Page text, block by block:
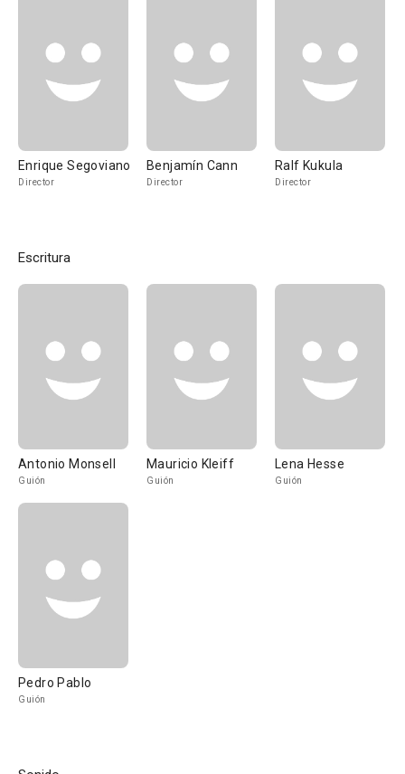
Enrique Segoviano
Director
Benjamín Cann
Director
Ralf Kukula
Director
Escritura
Antonio Monsell
Guión
Mauricio Kleiff
Guión
Lena Hesse
Guión
Pedro Pablo
Guión